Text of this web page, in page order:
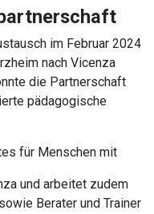
im Februar 2024
nach Vicenza
die Partnerschaft
pädagogische
für Menschen mit
und arbeitet zudem
Berater und Trainer